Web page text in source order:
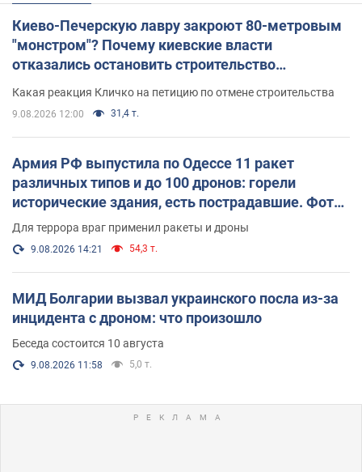
Киево-Печерскую лавру закроют 80-метровым
"монстром"? Почему киевские власти
отказались остановить строительство
Какая реакция Кличко на петицию по отмене строительства
9.08.2026 12:00 31,4 т.
Армия РФ выпустила по Одессе 11 ракет
различных типов и до 100 дронов: горели
исторические здания, есть пострадавшие. Фото
и видео
Для террора враг применил ракеты и дроны
9.08.2026 14:21 54,3 т.
МИД Болгарии вызвал украинского посла из-за
инцидента с дроном: что произошло
Беседа состоится 10 августа
9.08.2026 11:58 5,0 т.